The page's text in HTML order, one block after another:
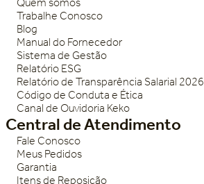
Trabalhe Conosco
Blog
Manual do Fornecedor
Sistema de Gestão
Relatório ESG
Relatório de Transparência Salarial 2026
Código de Conduta e Ética
Canal de Ouvidoria Keko
Central de Atendimento
Fale Conosco
Meus Pedidos
Garantia
Itens de Reposição